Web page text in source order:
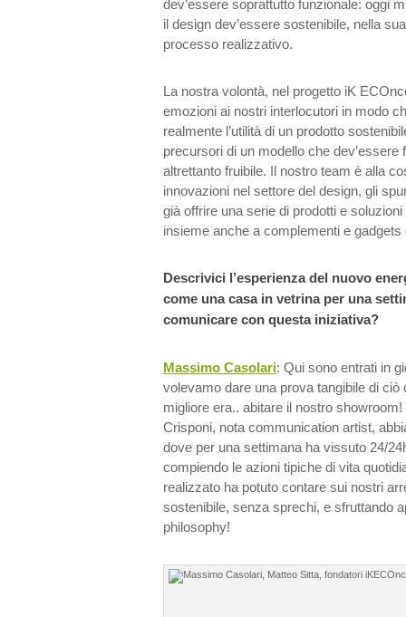
dev’essere soprattutto funzionale: oggi
il design dev’essere sostenibile, nella
processo realizzativo.
La nostra volontà, nel progetto iK
emozioni ai nostri interlocutori in modo
realmente l’utilità di un prodotto
precursori di un modello che
altrettanto fruibile. Il nostro team è alla
innovazioni nel settore del design, gli
già offrire una serie di prodotti e
insieme anche a complementi e
Descrivici l’esperienza del nuovo
come una casa in vetrina per una
comunicare con questa iniziativa?
Massimo Casolari: Qui sono entrati in
volevamo dare una prova tangibile di
migliore era.. abitare il nostro
Crisponi, nota communication artist,
dove per una settimana ha vissuto 24/
compiendo le azioni tipiche di vita
realizzato ha potuto contare sui nostri
sostenibile, senza sprechi, e sfruttando
philosophy!